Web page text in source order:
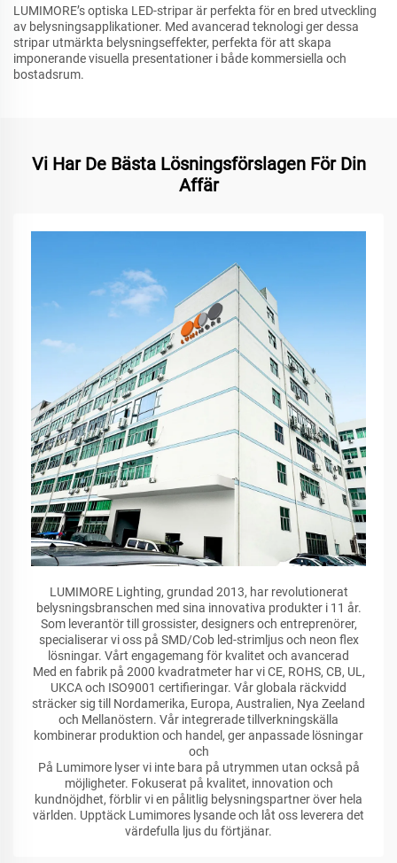
LUMIMORE’s optiska LED-stripar är perfekta för en bred utveckling
av belysningsapplikationer. Med avancerad teknologi ger dessa
stripar utmärkta belysningseffekter, perfekta för att skapa
imponerande visuella presentationer i både kommersiella och
bostadsrum.
Vi Har De Bästa Lösningsförslagen För Din
Affär
LUMIMORE Lighting, grundad 2013, har revolutionerat
belysningsbranschen med sina innovativa produkter i 11 år.
Som leverantör till grossister, designers och entreprenörer,
specialiserar vi oss på SMD/Cob led-strimljus och neon flex
lösningar. Vårt engagemang för kvalitet och avancerad
Med en fabrik på 2000 kvadratmeter har vi CE, ROHS, CB, UL,
UKCA och ISO9001 certifieringar. Vår globala räckvidd
sträcker sig till Nordamerika, Europa, Australien, Nya Zeeland
och Mellanöstern. Vår integrerade tillverkningskälla
kombinerar produktion och handel, ger anpassade lösningar
och
På Lumimore lyser vi inte bara på utrymmen utan också på
möjligheter. Fokuserat på kvalitet, innovation och
kundnöjdhet, förblir vi en pålitlig belysningspartner över hela
världen. Upptäck Lumimores lysande och låt oss leverera det
värdefulla ljus du förtjänar.